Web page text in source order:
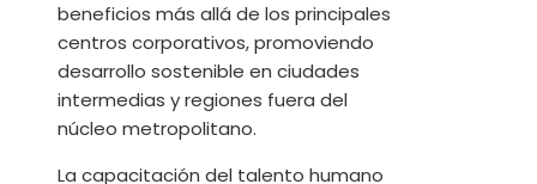
beneficios más allá de los principales
centros corporativos, promoviendo
desarrollo sostenible en ciudades
intermedias y regiones fuera del
núcleo metropolitano.
La capacitación del talento humano